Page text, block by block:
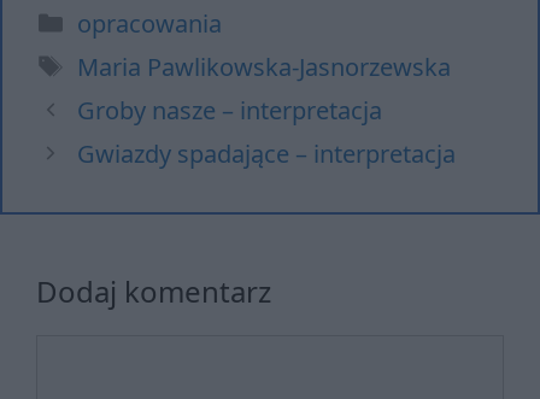
Kategorie
opracowania
Tagi
Maria Pawlikowska-Jasnorzewska
Groby nasze – interpretacja
Gwiazdy spadające – interpretacja
Dodaj komentarz